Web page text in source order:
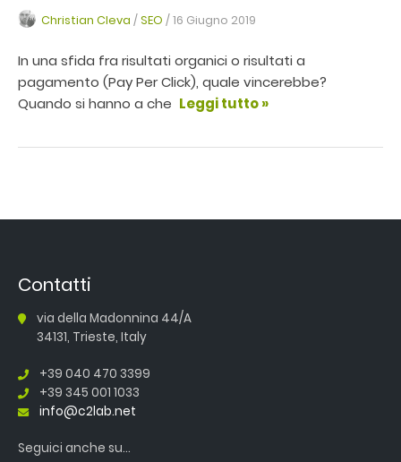
Christian Cleva /SEO /16 Giugno 2019
In una sfida fra risultati organici o risultati a
pagamento (Pay Per Click), quale vincerebbe?
Quando si hanno a che Leggi tutto »
Contatti
via della Madonnina 44/A
34131, Trieste, Italy
+39 040 470 3399
+39 345 001 1033
info@c2lab.net
Seguici anche su...